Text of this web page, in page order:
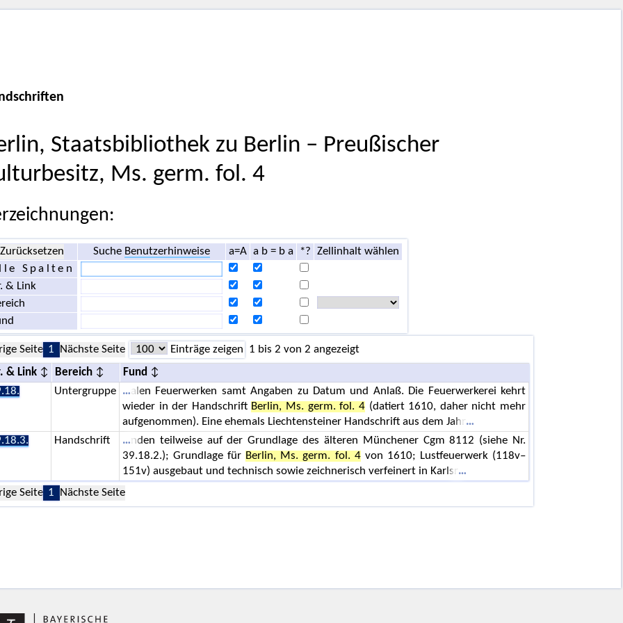
Staatsbibliothek zu Berlin – Preußischer
Ms. germ. fol. 4
Zurücksetzen Suche Benutzerhinweise a=A a b = b a *?
Zellinhalt wählen
Spalten
& Link
Seite 1 Nächste Seite Einträge zeigen 1 bis 2 von 2 angezeigt
& Link Bereich
Fund
Untergruppe
alen Feuerwerken samt Angaben zu Datum und Anlaß. Die Feuerwerkerei kehrt
wieder in der Handschrift Berlin, Ms. germ. fol. 4(datiert 1610, daher nicht mehr
aufgenommen). Eine ehemals Liechtensteiner Handschrift aus dem Jahr
Handschrift
nden teilweise auf der Grundlage des älteren Münchener Cgm 8112 (siehe Nr.
39.18.2.); Grundlage für Berlin, Ms. germ. fol. 4von 1610; Lustfeuerwerk (118v–
151v) ausgebaut und technisch sowie zeichnerisch verfeinert in Karlsr
Seite 1 Nächste Seite